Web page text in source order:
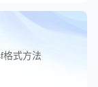
格式方法